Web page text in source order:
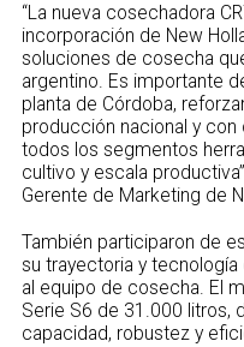
“La nueva cosechadora
incorporación de New
soluciones de cosecha
argentino. Es importante
planta de Córdoba,
producción nacional y
todos los segmentos
cultivo y escala
Gerente de Marketing de
También participaron de
su trayectoria y tecnología
al equipo de cosecha. El
Serie S6 de 31.000 litros,
capacidad, robustez y